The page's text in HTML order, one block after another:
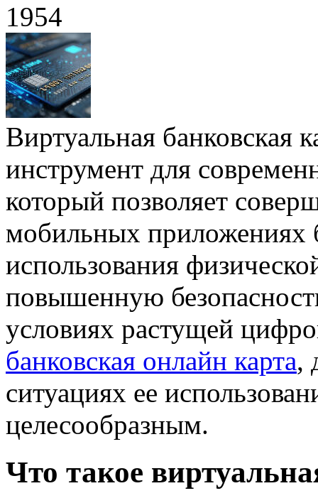
1954
Виртуальная банковская
инструмент для
который позволяет
мобильных приложениях
использования
повышенную
условиях растущей
банковская онлайн карта,
ситуациях ее
целесообразным.
Что такое